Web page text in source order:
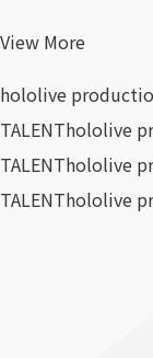
View More
hololive
TALENThololive
TALENThololive
TALENThololive